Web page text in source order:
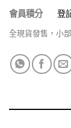
會員積分
登
全現貨發售，小